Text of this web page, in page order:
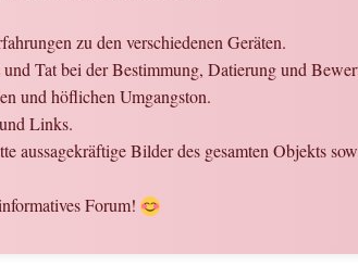
zu den verschiedenen Geräten.
Tat bei der Bestimmung, Datierung und
und höflichen Umgangston.
Links.
Bilder des gesamten Objekts
Forum!